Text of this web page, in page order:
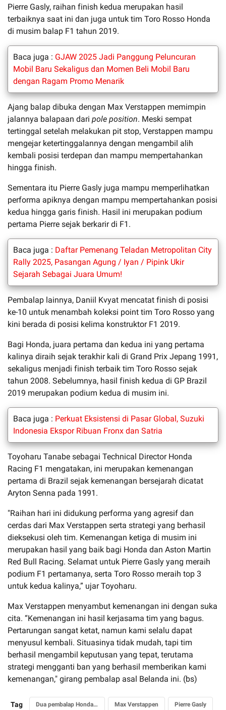
Pierre Gasly, raihan finish kedua merupakan hasil
terbaiknya saat ini dan juga untuk tim Toro Rosso Honda
di musim balap F1 tahun 2019.
Baca juga : GJAW 2025 Jadi Panggung Peluncuran
Mobil Baru Sekaligus dan Momen Beli Mobil Baru
dengan Ragam Promo Menarik
Ajang balap dibuka dengan Max Verstappen memimpin
jalannya balapaan dari pole position. Meski sempat
tertinggal setelah melakukan pit stop, Verstappen mampu
mengejar ketertinggalannya dengan mengambil alih
kembali posisi terdepan dan mampu mempertahankan
hingga finish.
Sementara itu Pierre Gasly juga mampu memperlihatkan
performa apiknya dengan mampu mempertahankan posisi
kedua hingga garis finish. Hasil ini merupakan podium
pertama Pierre sejak berkarir di F1.
Baca juga : Daftar Pemenang Teladan Metropolitan City
Rally 2025, Pasangan Agung / Iyan / Pipink Ukir
Sejarah Sebagai Juara Umum!
Pembalap lainnya, Daniil Kvyat mencatat finish di posisi
ke-10 untuk menambah koleksi point tim Toro Rosso yang
kini berada di posisi kelima konstruktor F1 2019.
Bagi Honda, juara pertama dan kedua ini yang pertama
kalinya diraih sejak terakhir kali di Grand Prix Jepang 1991,
sekaligus menjadi finish terbaik tim Toro Rosso sejak
tahun 2008. Sebelumnya, hasil finish kedua di GP Brazil
2019 merupakan podium kedua di musim ini.
Baca juga : Perkuat Eksistensi di Pasar Global, Suzuki
Indonesia Ekspor Ribuan Fronx dan Satria
Toyoharu Tanabe sebagai Technical Director Honda
Racing F1 mengatakan, ini merupakan kemenangan
pertama di Brazil sejak kemenangan bersejarah dicatat
Aryton Senna pada 1991.
"Raihan hari ini didukung performa yang agresif dan
cerdas dari Max Verstappen serta strategi yang berhasil
dieksekusi oleh tim. Kemenangan ketiga di musim ini
merupakan hasil yang baik bagi Honda dan Aston Martin
Red Bull Racing. Selamat untuk Pierre Gasly yang meraih
podium F1 pertamanya, serta Toro Rosso meraih top 3
untuk kedua kalinya,” ujar Toyoharu.
Max Verstappen menyambut kemenangan ini dengan suka
cita. “Kemenangan ini hasil kerjasama tim yang bagus.
Pertarungan sangat ketat, namun kami selalu dapat
menyusul kembali. Situasinya tidak mudah, tapi tim
berhasil mengambil keputusan yang tepat, terutama
strategi mengganti ban yang berhasil memberikan kami
kemenangan," girang pembalap asal Belanda ini. (bs)
Tag Dua pembalap Honda juara di F1 Brazil Max Verstappen Pierre Gasly